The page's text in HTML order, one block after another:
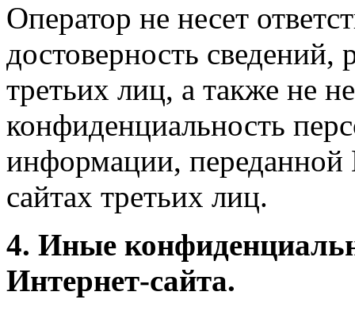
Оператор не несет
достоверность
третьих лиц, а также не
конфиденциальность
информации, переданной
сайтах третьих лиц.
4. Иные
Интернет-сайта.